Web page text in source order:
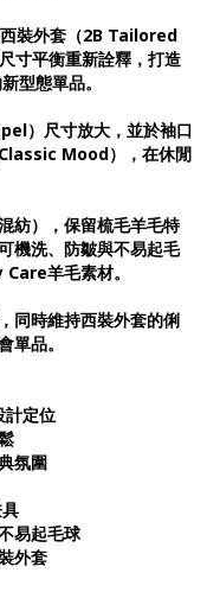
裝外套（2B Tailored
寸平衡重新詮釋，打造
型態單品。
）尺寸放大，並於袖口
Mood），在休閒
紡），保留梳毛羊毛特
機洗、防皺與不易起毛
羊毛素材。
同時維持西裝外套的俐
單品。
計定位
氛圍
易起毛球
外套